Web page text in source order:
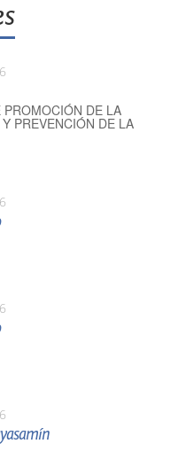
PROMOCIÓN DE LA
PREVENCIÓN DE LA